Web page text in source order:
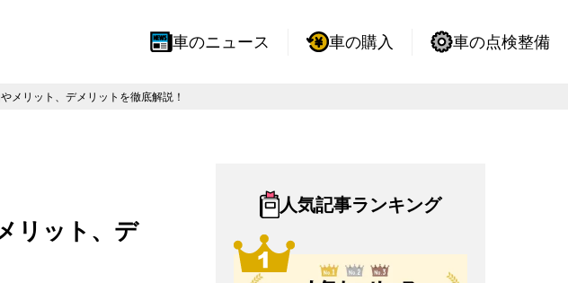
車のニュース 車の購入 車の点検整備
メリット、デメリットを徹底解説！
リット、デ
人気記事ランキング